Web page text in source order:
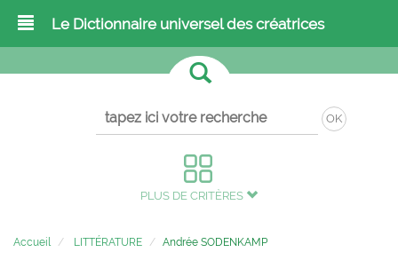
Le Dictionnaire universel des créatrices
OK
PLUS DE CRITÈRES
Accueil LITTÉRATURE Andrée SODENKAMP